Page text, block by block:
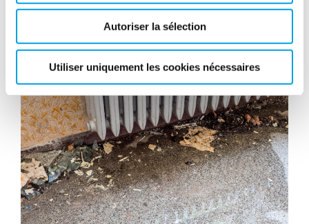
Autoriser la sélection
Utiliser uniquement les cookies nécessaires
latest
related